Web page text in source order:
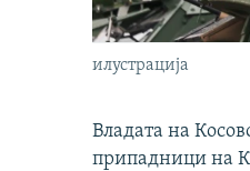
илустрација
Владата на
припадници на